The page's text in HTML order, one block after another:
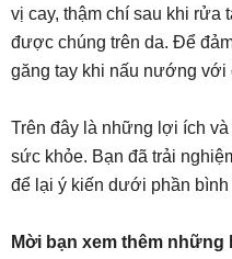
vị cay, thậm chí sau khi rửa
được chúng trên da. Để
găng tay khi nấu nướng với
Trên đây là những lợi ích
sức khỏe. Bạn đã trải
để lại ý kiến dưới phần bình
Mời bạn xem thêm những